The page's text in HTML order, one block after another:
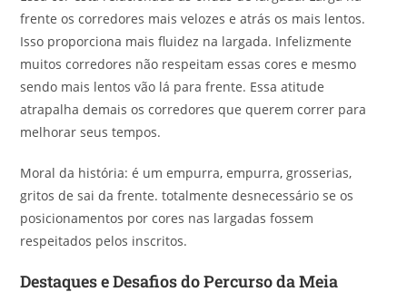
frente os corredores mais velozes e atrás os mais lentos.
Isso proporciona mais fluidez na largada. Infelizmente
muitos corredores não respeitam essas cores e mesmo
sendo mais lentos vão lá para frente. Essa atitude
atrapalha demais os corredores que querem correr para
melhorar seus tempos.
Moral da história: é um empurra, empurra, grosserias,
gritos de sai da frente. totalmente desnecessário se os
posicionamentos por cores nas largadas fossem
respeitados pelos inscritos.
Destaques e Desafios do Percurso da Meia